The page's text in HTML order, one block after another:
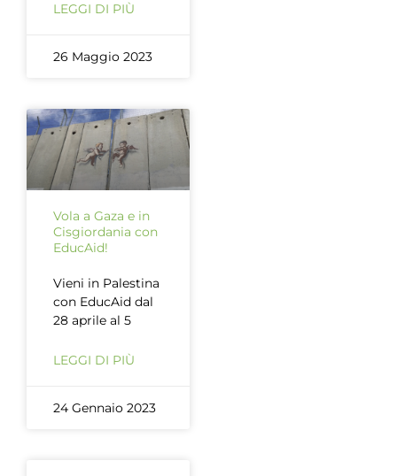
LEGGI DI PIÙ
26 Maggio 2023
Vola a Gaza e in
Cisgiordania con
EducAid!
Vieni in Palestina
con EducAid dal
28 aprile al 5
LEGGI DI PIÙ
24 Gennaio 2023